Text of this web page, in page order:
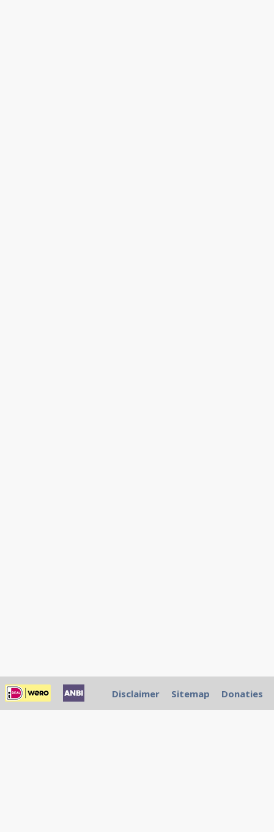
Disclaimer Sitemap Donaties